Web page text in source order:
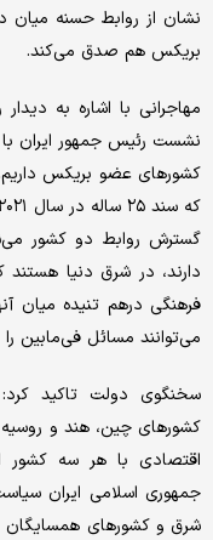
نشان از روابط حسنه میان
بریکس هم صدق می‌کند.
مهاجرانی با اشاره به
نشست رئیس جمهور ایران
کشورهای عضو بریکس
گسترش روابط دو کشور
دارند، در شرق دنیا
فرهنگی درهم تنیده میان
می‌توانند مسائل فی‌مابین
سخنگوی دولت تاکید
کشورهای چین، هند و
اقتصادی با هر سه کشور
جمهوری اسلامی ایران
شرق و کشورهای